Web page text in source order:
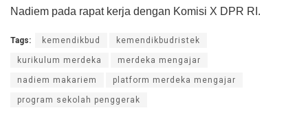
Nadiem pada rapat kerja dengan Komisi X DPR RI.
Tags: kemendikbud kemendikbudristek
kurikulum merdeka merdeka mengajar
nadiem makariem platform merdeka mengajar
program sekolah penggerak